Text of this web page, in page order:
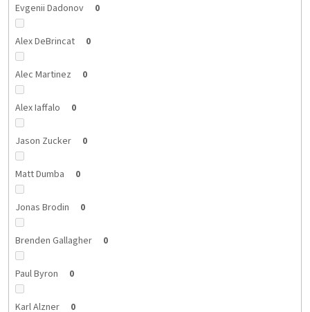
Evgenii Dadonov 0
Alex DeBrincat 0
Alec Martinez 0
Alex Iaffalo 0
Jason Zucker 0
Matt Dumba 0
Jonas Brodin 0
Brenden Gallagher 0
Paul Byron 0
Karl Alzner 0